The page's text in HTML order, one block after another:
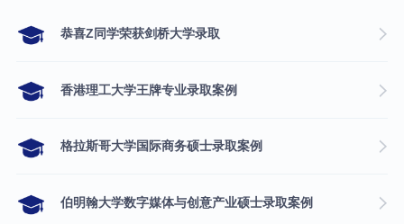
​恭喜Z同学荣获剑桥大学录取
香港理工大学王牌专业录取案例
格拉斯哥大学国际商务硕士录取案例
伯明翰大学数字媒体与创意产业硕士录取案例